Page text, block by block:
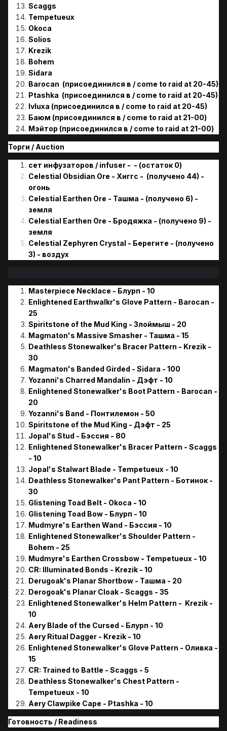
Scaggs
Tempetueux
Okoca
Solios
Krezik
Bohem
Sidara
Barocan (присоединился в / come to raid at 20-45)
Ptashka (присоединился в / come to raid at 20-45)
Ivluxa (присоединился в / come to raid at 20-45)
Баюм (присоединился в / come to raid at 21-00)
Мэйтор (присоединился в / come to raid at 21-00)
Торги / Аuction
сет инфузаторов / infuser - - (остаток 0)
Celestial Obsidian Ore - Хиггс - (получено 44) -
огонь
Celestial Earthen Ore - Ташма - (получено 6) -
земля
Celestial Earthen Ore - Бродяжка - (получено 9) -
земля
Celestial Zephyren Crystal - Берегите - (получено
3) - воздуx
Masterpiece Necklace - Блурп - 10
Enlightened Earthwalkr's Glove Pattern - Barocan -
25
Spiritstone of the Mud King - Злоймыш - 20
Magmaton's Massive Smasher - Ташма - 15
Deathless Stonewalker's Bracer Pattern - Krezik -
30
Magmaton's Banded Girded - Sidara - 100
Yozanni's Charred Mandalin - Дэфт - 10
Enlightened Stonewalker's Boot Pattern - Barocan -
20
Yozanni's Band - Понтилемон - 50
Spiritstone of the Mud King - Дэфт - 25
Jopal's Stud - Бэссия - 80
Enlightened Stonewalker's Bracer Pattern - Scaggs
- 10
Jopal's Stalwart Blade - Tempetueux - 10
Deathless Stonewalker's Pant Pattern - Ботинок -
30
Glistening Toad Belt - Okoca - 10
Glistening Toad Bow - Блурп - 10
Mudmyre's Earthen Wand - Бэссия - 10
Enlightened Stonewalker's Shoulder Pattern -
Bohem - 25
Mudmyre's Earthen Crossbow - Tempetueux - 10
CR: Illuminated Bonds - Krezik - 10
Derugoak's Planar Shortbow - Ташма - 20
Derogoak's Planar Cloak - Scaggs - 35
Enlightened Stonewalker's Helm Pattern - Krezik -
10
Aery Blade of the Cursed - Блурп - 10
Aery Ritual Dagger - Krezik - 10
Enlightened Stonewalker's Glove Pattern - Оливка -
15
CR: Trained to Battle - Scaggs - 5
Deathless Stonewalker's Chest Pattern -
Tempetueux - 10
Aery Clawpike Cape - Ptashka - 10
Готовность / Readiness